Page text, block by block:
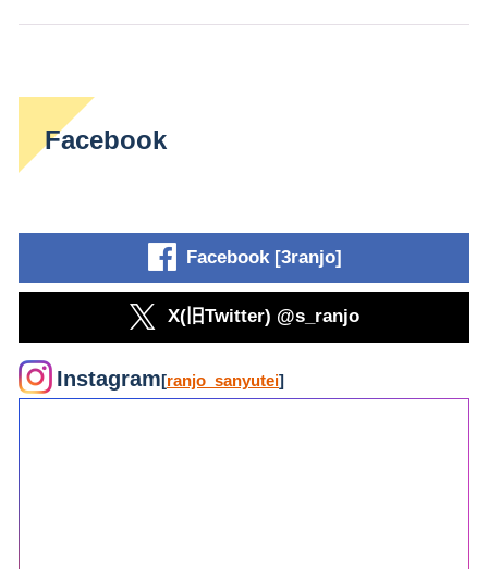
Facebook
Facebook [3ranjo]
X(旧Twitter) @s_ranjo
Instagram[ranjo_sanyutei]